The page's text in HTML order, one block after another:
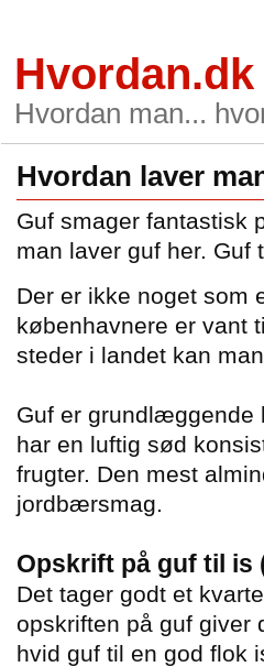
Hvordan.dk
Hvordan man...
Hvordan laver
Guf smager fantastisk
man laver guf her. Guf
Der er ikke noget som
københavnere er vant
steder i landet kan
Guf er grundlæggende
har en luftig sød
frugter. Den mest
jordbærsmag.
Opskrift på guf til
Det tager godt et
opskriften på guf giver
hvid guf til en god flok